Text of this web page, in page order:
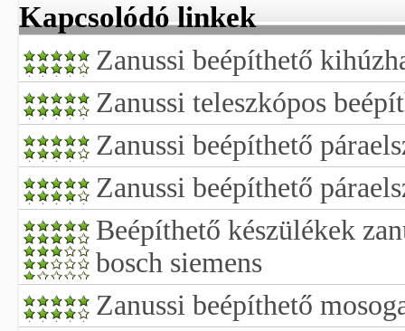
Kapcsolódó linkek
Zanussi beépíthető
Zanussi teleszkópos
Zanussi beépíthető
Zanussi beépíthető
Beépíthető készülékek
bosch siemens
Zanussi beépíthető